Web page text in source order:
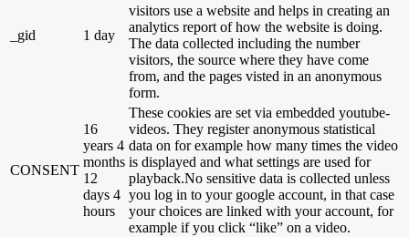
_gid 1 day
visitors use a website and helps in creating an
analytics report of how the website is doing.
The data collected including the number
visitors, the source where they have come
from, and the pages visted in an anonymous
form.
CONSENT
16
years 4
months
12
days 4
hours
These cookies are set via embedded youtube-
videos. They register anonymous statistical
data on for example how many times the video
is displayed and what settings are used for
playback.No sensitive data is collected unless
you log in to your google account, in that case
your choices are linked with your account, for
example if you click “like” on a video.